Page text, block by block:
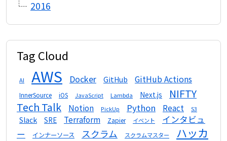
2016
Tag Cloud
AI AWS Docker GitHub GitHub Actions
InnerSource iOS JavaScript Lambda Next.js
NIFTY
Tech Talk
Notion PickUp Python React S3
Slack SRE Terraform Zapier イベント
インタビュ
ー
インナーソース スクラム スクラムマスター
ハッカ